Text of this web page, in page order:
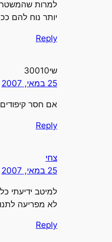
למרות
יותר נוח להם
Reply
שי30010
25 במאי, 2007
אם חסר
Reply
צחי
25 במאי, 2007
למיטב ידיעתי
לא מפריעה
Reply